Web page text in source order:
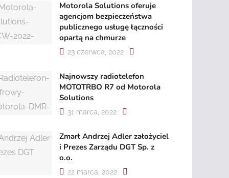
Motorola Solutions oferuje
agencjom bezpieczeństwa
publicznego usługę łączności
opartą na chmurze
23 czerwca, 2022
Najnowszy radiotelefon
MOTOTRBO R7 od Motorola
Solutions
31 marca, 2022
Zmarł Andrzej Adler założyciel
i Prezes Zarządu DGT Sp. z
o.o.
22 marca, 2022